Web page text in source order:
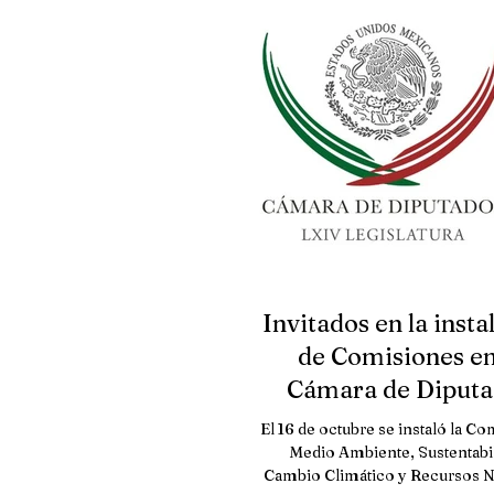
Invitados en la
de Comisiones
Cámara de
El 16 de octubre se instaló la
Medio Ambiente,
Cambio Climático y Recursos